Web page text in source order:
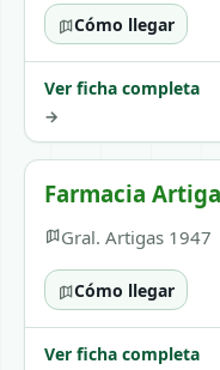
Cómo llegar
Ver ficha completa
→
Farmacia
Gral. Artigas 1947
Cómo llegar
Ver ficha completa